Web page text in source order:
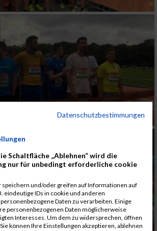
Datenschutzbestimmungen
Schaltfläche „Ablehnen“ wird die
nur für unbedingt erforderliche cookie
und/oder greifen auf Informationen auf
eindeutige IDs in cookie und anderen
Daten zu verarbeiten. Einige
personenbezogenen Daten möglicherweise
Interesses. Um dem zu widersprechen, öffnen
können Ihre Einstellungen akzeptieren, ablehnen